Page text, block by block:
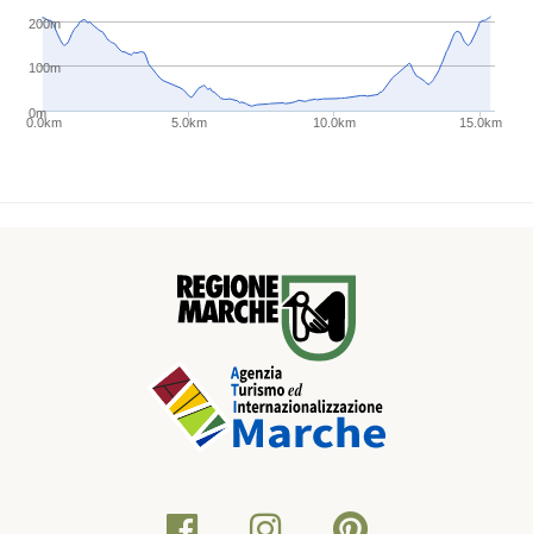
0.0km 5.0km 10.0km 15.0km
0m
100m
200m